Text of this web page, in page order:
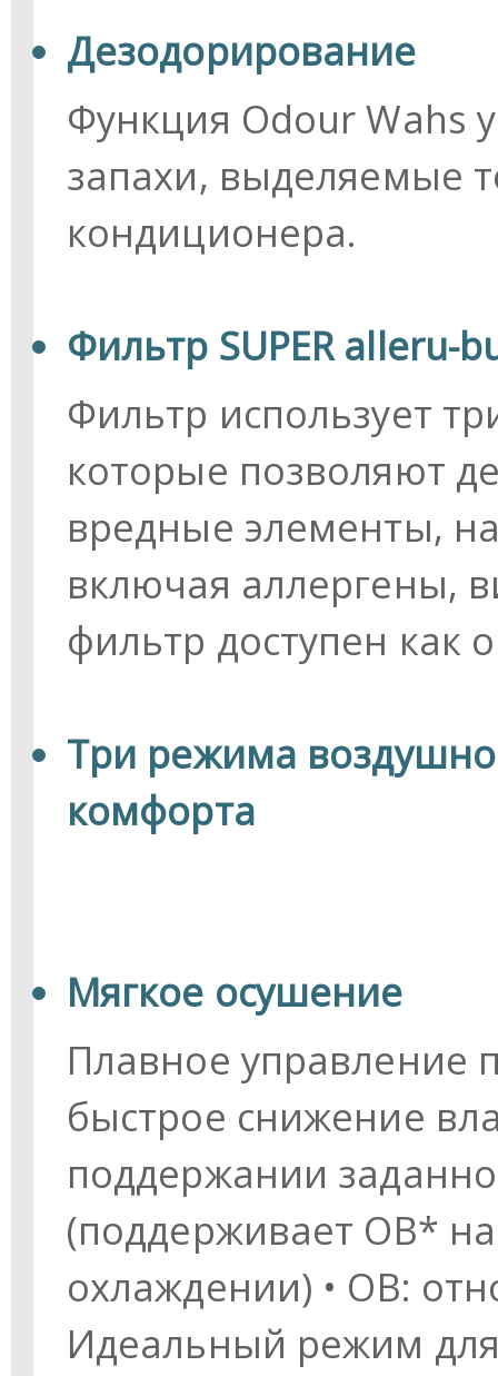
Дезодорирование
Функция Odour Wahs
запахи, выделяемые
кондиционера.
Фильтр SUPER alleru-
Фильтр использует
которые позволяют
вредные элементы,
включая аллергены,
фильтр доступен как
Три режима
комфорта
Мягкое осушение
Плавное управление
быстрое снижение
поддержании
(поддерживает ОВ*
охлаждении) • ОВ:
Идеальный режим